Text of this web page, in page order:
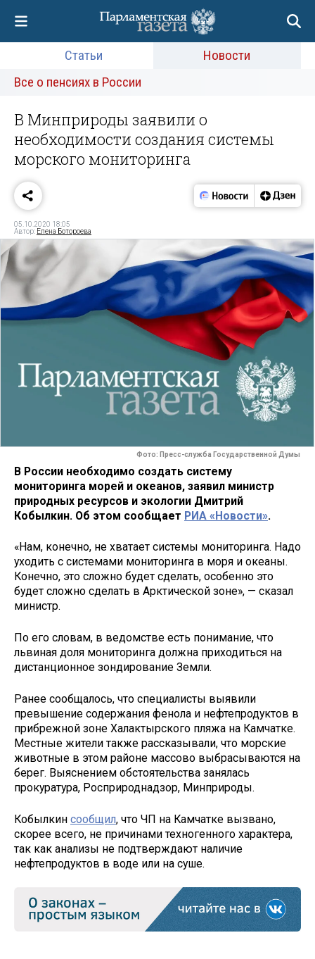
Статьи
Новости
Все о пенсиях в России
В Минприроды заявили о
необходимости создания системы
морского мониторинга
05.10.2020 18:05
Автор: Елена Ботороева
Фото: Пресс-служба Государственной Думы
В России необходимо создать систему
мониторинга морей и океанов, заявил министр
природных ресурсов и экологии Дмитрий
Кобылкин. Об этом сообщает РИА «Новости».
«Нам, конечно, не хватает системы мониторинга. Надо
уходить с системами мониторинга в моря и океаны.
Конечно, это сложно будет сделать, особенно это
будет сложно сделать в Арктической зоне», — сказал
министр.
По его словам, в ведомстве есть понимание, что
львиная доля мониторинга должна приходиться на
дистанционное зондирование Земли.
Ранее сообщалось, что специалисты выявили
превышение содержания фенола и нефтепродуктов в
прибрежной зоне Халактырского пляжа на Камчатке.
Местные жители также рассказывали, что морские
животные в этом районе массово выбрасываются на
берег. Выяснением обстоятельства занялась
прокуратура, Росприроднадзор, Минприроды.
Кобылкин сообщил, что ЧП на Камчатке вызвано,
скорее всего, не причинами техногенного характера,
так как анализы не подтверждают наличие
нефтепродуктов в воде или на суше.